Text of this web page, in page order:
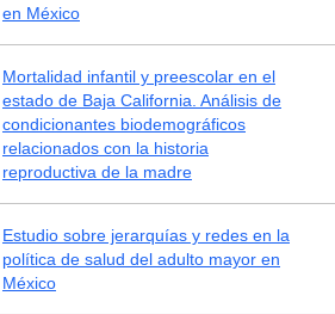
en México
Mortalidad infantil y preescolar en el
estado de Baja California. Análisis de
condicionantes biodemográficos
relacionados con la historia
reproductiva de la madre
Estudio sobre jerarquías y redes en la
política de salud del adulto mayor en
México